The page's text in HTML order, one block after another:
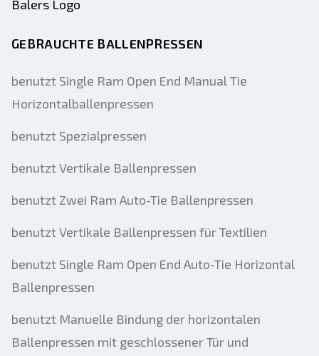
GEBRAUCHTE BALLENPRESSEN
benutzt Single Ram Open End Manual Tie
Horizontalballenpressen
benutzt Spezialpressen
benutzt Vertikale Ballenpressen
benutzt Zwei Ram Auto-Tie Ballenpressen
benutzt Vertikale Ballenpressen für Textilien
benutzt Single Ram Open End Auto-Tie Horizontal
Ballenpressen
benutzt Manuelle Bindung der horizontalen
Ballenpressen mit geschlossener Tür und